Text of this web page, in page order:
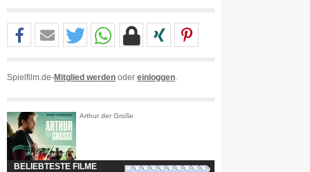
Spielfilm.de-Mitglied werden oder einloggen
Arthur der Große
BELIEBTESTE FILME